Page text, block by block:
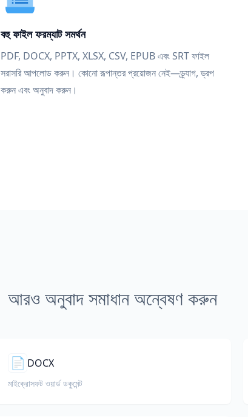
বহু ফাইল ফরম্যাট সমর্থন
PDF, DOCX, PPTX, XLSX, CSV, EPUB এবং SRT ফাইল
সরাসরি আপলোড করুন। কোনো রূপান্তর প্রয়োজন নেই—ড্র্যাগ, ড্রপ
করুন এবং অনুবাদ করুন।
আরও অনুবাদ সমাধান অন্বেষণ করুন
📄 DOCX
মাইক্রোসফট ওয়ার্ড ডকুমেন্ট